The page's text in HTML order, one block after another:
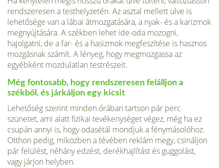
rendszeresen a testhelyzetén. Az asztal mellett ülve is
lehetősége van a lábai átmozgatására, a nyak- és a karizmok
megnyújtására. A székben lehet ide-oda mozogni,
hajolgatni, de a far- és a hasizmok megfeszítése is hasznos
mozgásnak számít. A lényeg, hogy megmozgassa az
egyébként mozdulatlan testrészeit.
Még fontosabb, hogy rendszeresen felálljon a
székből, és járkáljon egy kicsit
Lehetőség szerint minden órában tartson pár perc
szünetet, ami alatt fizikai tevékenységet végez, még ha ez
csupán annyi is, hogy odasétál mondjuk a fénymásolóhoz.
Otthon pedig, miközben a tévében reklám megy, csináljon
pár felülést, néhány edzést, derékhajlítást és guggolást,
vagy járjon helyben.